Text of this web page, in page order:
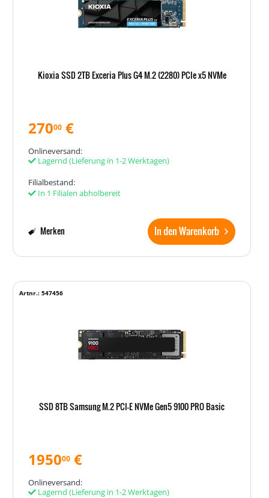
Kioxia SSD 2TB Exceria Plus G4 M.2 (2280) PCIe x5 NVMe
27000 €
Onlineversand:
Lagernd (Lieferung in 1-2 Werktagen)
Filialbestand:
In 1 Filialen abholbereit
In den Warenkorb
Merken
SSD 8TB Samsung M.2 PCI-E NVMe Gen5 9100 PRO Basic
Artnr.: 547456
195000 €
Onlineversand:
Lagernd (Lieferung in 1-2 Werktagen)